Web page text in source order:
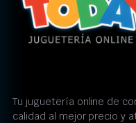
Tu juguetería online de
calidad al mejor precio y